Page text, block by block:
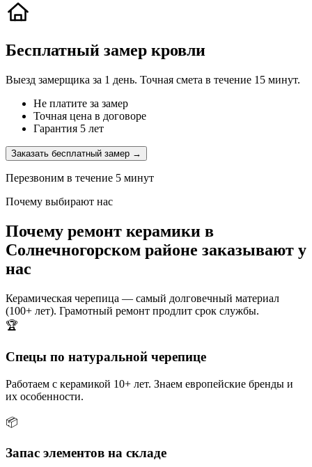
Бесплатный замер кровли
Выезд замерщика за 1 день. Точная смета в течение 15 минут.
Не платите за замер
Точная цена в договоре
Гарантия 5 лет
Заказать бесплатный замер →
Перезвоним в течение 5 минут
Почему выбирают нас
Почему ремонт керамики в
Солнечногорском районе заказывают у
нас
Керамическая черепица — самый долговечный материал
(100+ лет). Грамотный ремонт продлит срок службы.
🏆
Спецы по натуральной черепице
Работаем с керамикой 10+ лет. Знаем европейские бренды и
их особенности.
📦
Запас элементов на складе